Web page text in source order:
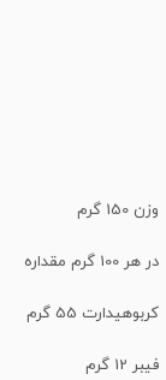
وزن 150 گرم
در هر 100 گرم مقداره
کربوهیدارت 55 گرم
فیبر 12 گرم